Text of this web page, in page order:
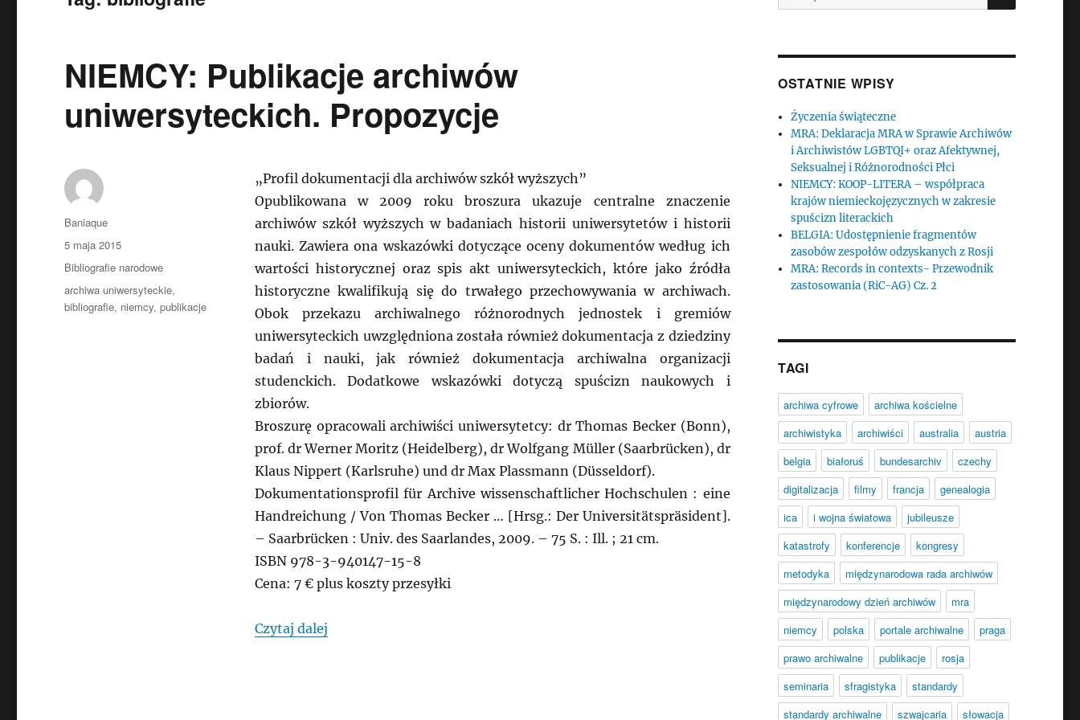
NIEMCY: Publikacje archiwów
uniwersyteckich. Propozycje
„Profil dokumentacji dla archiwów szkół wyższych”
Opublikowana w 2009 roku broszura ukazuje centralne znaczenie
archiwów szkół wyższych w badaniach historii uniwersytetów i historii
nauki. Zawiera ona wskazówki dotyczące oceny dokumentów według ich
wartości historycznej oraz spis akt uniwersyteckich, które jako źródła
historyczne kwalifikują się do trwałego przechowywania w archiwach.
Obok przekazu archiwalnego różnorodnych jednostek i gremiów
uniwersyteckich uwzględniona została również dokumentacja z dziedziny
badań i nauki, jak również dokumentacja archiwalna organizacji
studenckich. Dodatkowe wskazówki dotyczą spuścizn naukowych i
zbiorów.
Broszurę opracowali archiwiści uniwersytetcy: dr Thomas Becker (Bonn),
prof. dr Werner Moritz (Heidelberg), dr Wolfgang Müller (Saarbrücken), dr
Klaus Nippert (Karlsruhe) und dr Max Plassmann (Düsseldorf).
Dokumentationsprofil für Archive wissenschaftlicher Hochschulen : eine
Handreichung / Von Thomas Becker … [Hrsg.: Der Universitätspräsident].
– Saarbrücken : Univ. des Saarlandes, 2009. – 75 S. : Ill. ; 21 cm.
ISBN 978-3-940147-15-8
Cena: 7 € plus koszty przesyłki
Czytaj dalej„NIEMCY: Publikacje archiwów uniwersyteckich. Propozycje”
Autor
Baniaque
Data
publikacji
5 maja 2015
Kategorie
Bibliografie narodowe
Tagi
archiwa uniwersyteckie,
bibliografie, niemcy,publikacje
OSTATNIE WPISY
Życzenia świąteczne
MRA: Deklaracja MRA w Sprawie Archiwów
i Archiwistów LGBTQI+ oraz Afektywnej,
Seksualnej i Różnorodności Płci
NIEMCY: KOOP-LITERA – współpraca
krajów niemieckojęzycznych w zakresie
spuścizn literackich
BELGIA: Udostępnienie fragmentów
zasobów zespołów odzyskanych z Rosji
MRA: Records in contexts- Przewodnik
zastosowania (RiC-AG) Cz. 2
TAGI
archiwa cyfrowe
archiwa kościelne
archiwistyka
archiwiści australia
austria
belgia
białoruś bundesarchiv
czechy
digitalizacja
filmy francja
genealogia
ica
i wojna światowa
jubileusze
katastrofy
konferencje
kongresy
metodyka
międzynarodowa rada archiwów
międzynarodowy dzień archiwów
mra
niemcy
polska portale archiwalne
praga
prawo archiwalne
publikacje
rosja
seminaria
sfragistyka
standardy
standardy archiwalne
szwajcaria słowacja